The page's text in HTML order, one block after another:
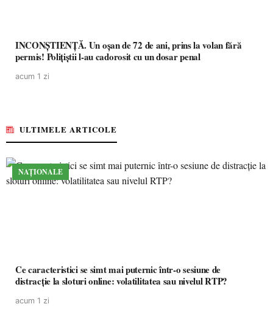
INCONȘTIENȚĂ. Un oșan de 72 de ani, prins la volan fără
permis! Polițiștii l-au cadorosit cu un dosar penal
acum 1 zi
ULTIMELE ARTICOLE
NAȚIONALE
Ce caracteristici se simt mai puternic într-o sesiune de
distracție la sloturi online: volatilitatea sau nivelul RTP?
acum 1 zi